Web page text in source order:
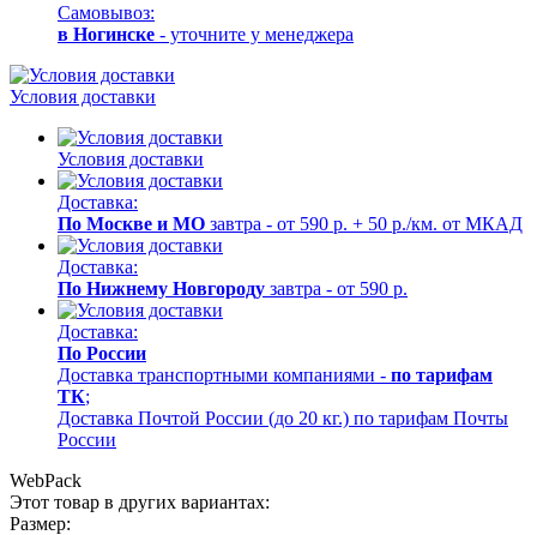
Самовывоз:
в Ногинске - уточните у менеджера
Условия доставки
Условия доставки
Доставка:
По Москве и МО завтра - от 590 р. + 50 р./км. от МКАД
Доставка:
По Нижнему Новгороду завтра - от 590 р.
Доставка:
По России
Доставка транспортными компаниями - по тарифам
ТК;
Доставка Почтой России (до 20 кг.) по тарифам Почты
России
WebPack
Этот товар в других вариантах:
Размер: